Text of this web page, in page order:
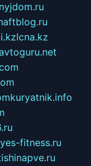
lcna.kz
kuryatnik.info
yes-fitness.ru